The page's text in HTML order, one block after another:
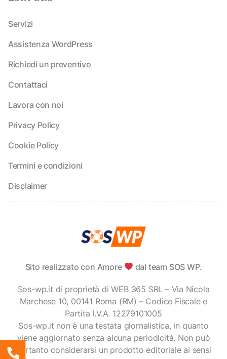
Servizi
Assistenza WordPress
Richiedi un preventivo
Contattaci
Lavora con noi
Privacy Policy
Cookie Policy
Termini e condizioni
Disclaimer
Sito realizzato con Amore dal team SOS WP.
Sos-wp.it di proprietà di WEB 365 SRL – Via Nicola
Marchese 10, 00141 Roma (RM) – Codice Fiscale e
Partita I.V.A. 12279101005
Sos-wp.it non è una testata giornalistica, in quanto
viene aggiornato senza alcuna periodicità. Non può
pertanto considerarsi un prodotto editoriale ai sensi